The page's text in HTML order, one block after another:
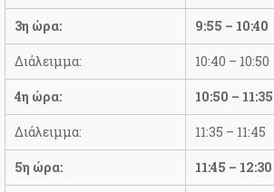
3η ώρα: 9:55 – 10:40
Διάλειμμα: 10:40 – 10:50
4η ώρα: 10:50 – 11:35
Διάλειμμα: 11:35 – 11:45
5η ώρα: 11:45 – 12:30